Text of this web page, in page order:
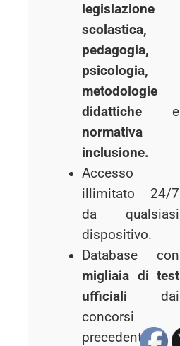
legislazione
scolastica,
pedagogia,
psicologia,
metodologie
didattiche e
normativa
inclusione.
Accesso
illimitato 24/7
da qualsiasi
dispositivo.
Database con
migliaia di test
ufficiali dai
concorsi
precedenti.